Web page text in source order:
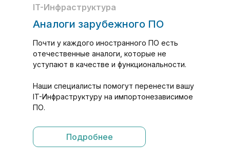
IT-Инфраструктура
Аналоги зарубежного ПО
Почти у каждого иностранного ПО есть
отечественные аналоги, которые не
уступают в качестве и функциональности.
Наши специалисты помогут перенести вашу
IT-Инфраструктуру на импортонезависимое
ПО.
Подробнее